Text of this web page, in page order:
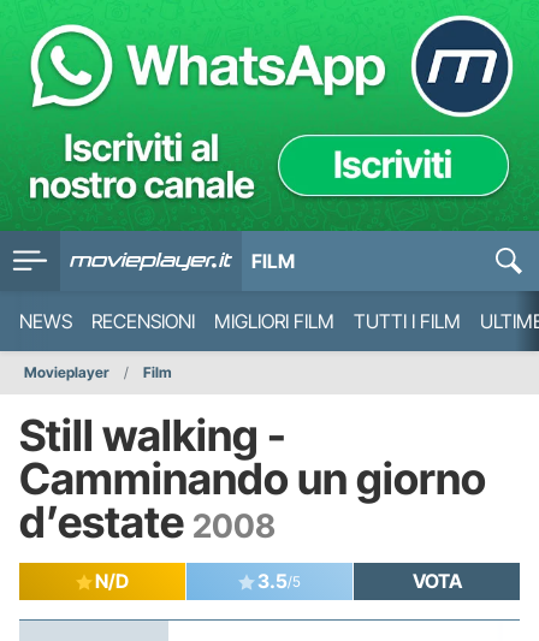
FILM
NEWS RECENSIONI MIGLIORI FILM TUTTI I FILM
Movieplayer Film
Still walking -
Camminando un giorno
d’estate 2008
N/D 3.5/5 VOTA